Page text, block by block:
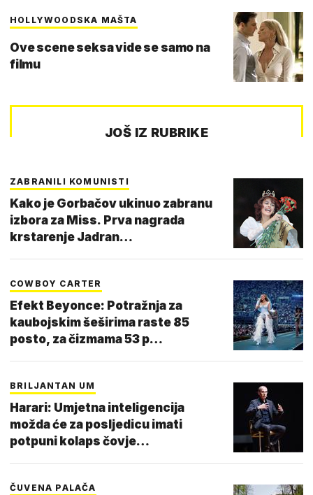
HOLLYWOODSKA MAŠTA
Ove scene seksa vide se samo na
filmu
JOŠ IZ RUBRIKE
ZABRANILI KOMUNISTI
Kako je Gorbačov ukinuo zabranu
izbora za Miss. Prva nagrada
krstarenje Jadran…
COWBOY CARTER
Efekt Beyonce: Potražnja za
kaubojskim šeširima raste 85
posto, za čizmama 53 p…
BRILJANTAN UM
Harari: Umjetna inteligencija
možda će za posljedicu imati
potpuni kolaps čovje…
ČUVENA PALAČA